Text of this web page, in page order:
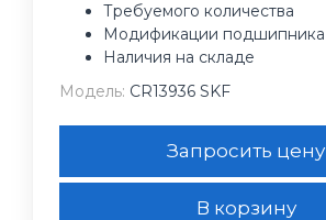
Требуемого количества
Модификации подшипника
Наличия на складе
Модель: CR13936 SKF
Запросить цену
В корзину